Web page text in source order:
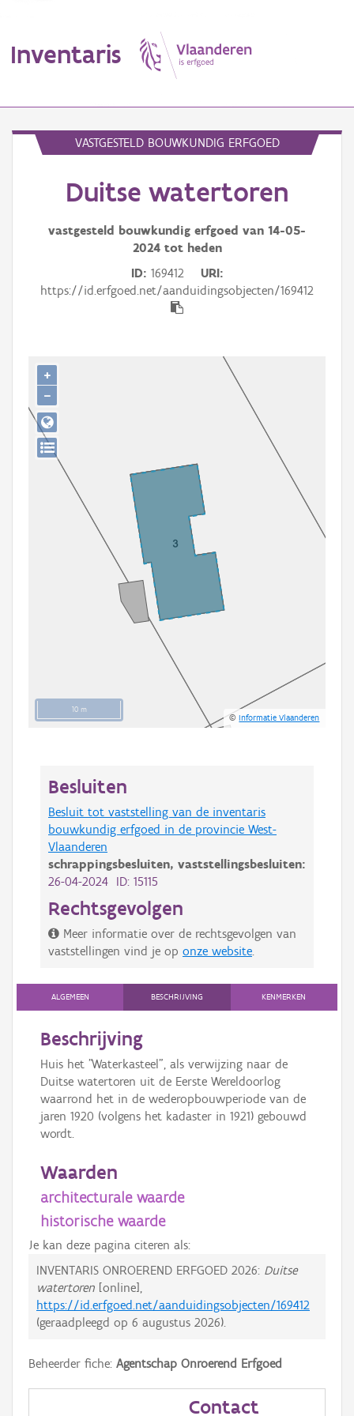
Inventaris
Erfgoedobject
Aanduidingsobject
Thema
Persoon of collectief
Downloads
Hergebruik
Aanmelden
VASTGESTELD BOUWKUNDIG ERFGOED
Duitse watertoren
vastgesteld bouwkundig erfgoed van 14-05-
2024tot heden
ID 169412
URI
https://id.erfgoed.net/aanduidingsobjecten/169412
10 m
©Informatie Vlaanderen
+
−
Besluiten
Besluit tot vaststelling van de inventaris
bouwkundig erfgoed in de provincie West-
Vlaanderen
schrappingsbesluiten, vaststellingsbesluiten:
26-04-2024 ID: 15115
Rechtsgevolgen
Meer informatie over de rechtsgevolgen van
vaststellingen vind je op onze website
ALGEMEEN BESCHRIJVING KENMERKEN
Beschrijving
Huis het "Waterkasteel", als verwijzing naar de
Duitse watertoren uit de Eerste Wereldoorlog
waarrond het in de wederopbouwperiode van de
jaren 1920 (volgens het kadaster in 1921) gebouwd
wordt.
Waarden
architecturale waarde
historische waarde
Je kan deze pagina citeren als:
INVENTARIS ONROEREND ERFGOED 2026: Duitse
watertoren [online],
https://id.erfgoed.net/aanduidingsobjecten/169412
(geraadpleegd op 6 augustus 2026).
Beheerder fiche: Agentschap Onroerend Erfgoed
Contact